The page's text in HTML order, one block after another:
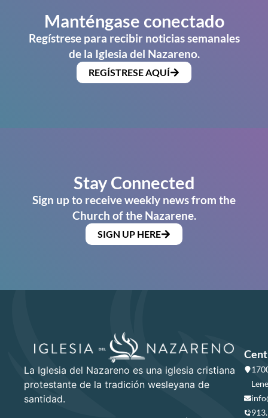
Manténgase conectado
Regístrese para recibir noticias semanales
de la Iglesia del Nazareno.
REGÍSTRESE AQUÍ
Stay Connected
Sign up to receive weekly news from the
Church of the Nazarene.
SIGN UP HERE
La Iglesia del Nazareno es una iglesia cristiana
protestante de la tradición wesleyana de
santidad.